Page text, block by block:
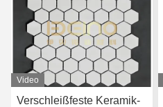
Video
Verschleißfeste Keramik-